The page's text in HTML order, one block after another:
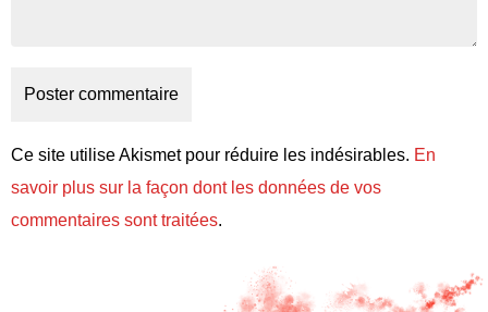
Ce site utilise Akismet pour réduire les indésirables. En
savoir plus sur la façon dont les données de vos
commentaires sont traitées.